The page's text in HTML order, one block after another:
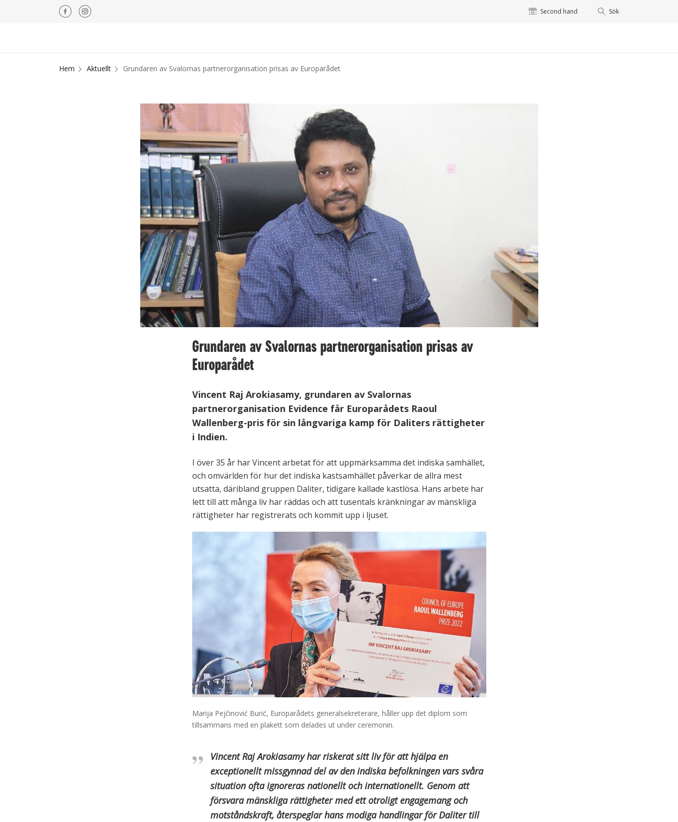
Second hand Sök
Hem Aktuellt Grundaren av Svalornas partnerorganisation prisas av Europarådet
Grundaren av Svalornas partnerorganisation prisas av
Europarådet
Vincent Raj Arokiasamy, grundaren av Svalornas
partnerorganisation Evidence får Europarådets Raoul
Wallenberg-pris för sin långvariga kamp för Daliters rättigheter
i Indien.
I över 35 år har Vincent arbetat för att uppmärksamma det indiska samhället,
och omvärlden för hur det indiska kastsamhället påverkar de allra mest
utsatta, däribland gruppen Daliter, tidigare kallade kastlösa. Hans arbete har
lett till att många liv har räddas och att tusentals kränkningar av mänskliga
rättigheter har registrerats och kommit upp i ljuset.
Marija Pejčinović Burić, Europarådets generalsekreterare, håller upp det diplom som
tillsammans med en plakett som delades ut under ceremonin.
Vincent Raj Arokiasamy har riskerat sitt liv för att hjälpa en
exceptionellt missgynnad del av den indiska befolkningen vars svåra
situation ofta ignoreras nationellt och internationellt. Genom att
försvara mänskliga rättigheter med ett otroligt engagemang och
motståndskraft, återspeglar hans modiga handlingar för Daliter till